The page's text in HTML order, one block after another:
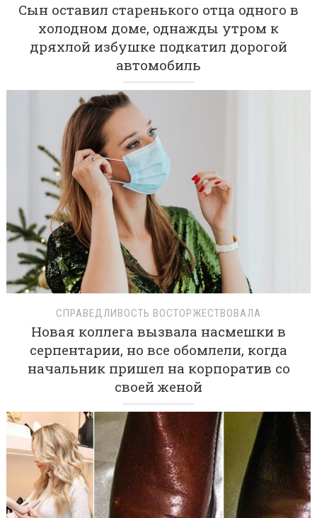
Сын оставил старенького отца одного в
холодном доме, однажды утром к
дряхлой избушке подкатил дорогой
автомобиль
СПРАВЕДЛИВОСТЬ ВОСТОРЖЕСТВОВАЛА
Новая коллега вызвала насмешки в
серпентарии, но все обомлели, когда
начальник пришел на корпоратив со
своей женой